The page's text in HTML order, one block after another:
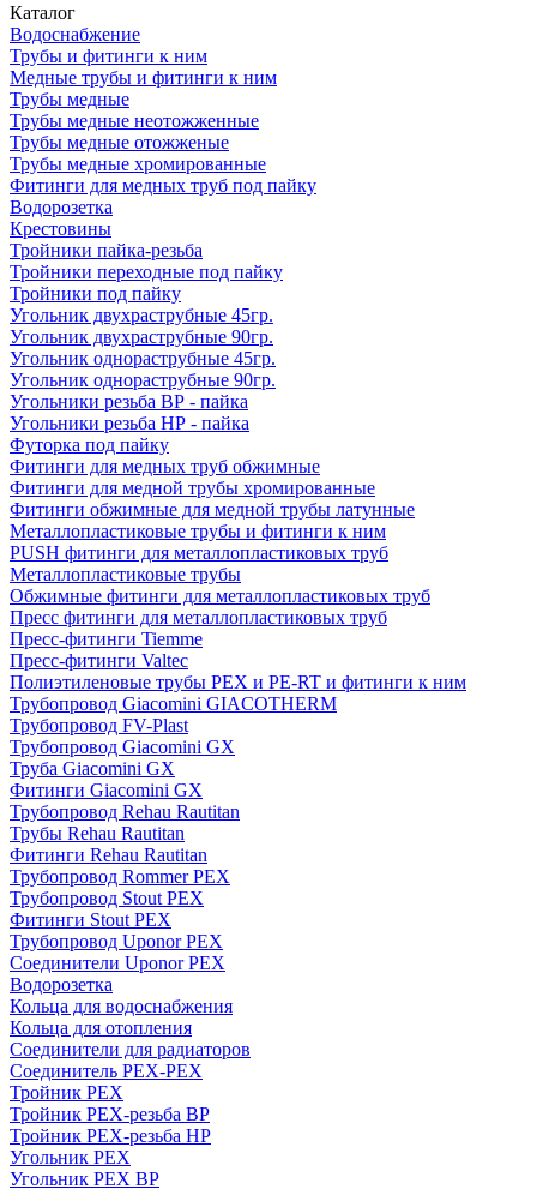
Каталог
Водоснабжение
Трубы и фитинги к ним
Медные трубы и фитинги к ним
Трубы медные
Трубы медные неотожженные
Трубы медные отожженые
Трубы медные хромированные
Фитинги для медных труб под пайку
Водорозетка
Крестовины
Тройники пайка-резьба
Тройники переходные под пайку
Тройники под пайку
Угольник двухраструбные 45гр.
Угольник двухраструбные 90гр.
Угольник однораструбные 45гр.
Угольник однораструбные 90гр.
Угольники резьба ВР - пайка
Угольники резьба НР - пайка
Футорка под пайку
Фитинги для медных труб обжимные
Фитинги для медной трубы хромированные
Фитинги обжимные для медной трубы латунные
Металлопластиковые трубы и фитинги к ним
PUSH фитинги для металлопластиковых труб
Металлопластиковые трубы
Обжимные фитинги для металлопластиковых труб
Пресс фитинги для металлопластиковых труб
Пресс-фитинги Tiemme
Пресс-фитинги Valtec
Полиэтиленовые трубы PEX и PE-RT и фитинги к ним
Трубопровод Giacomini GIACOTHERM
Трубопровод FV-Plast
Трубопровод Giacomini GX
Труба Giacomini GX
Фитинги Giacomini GX
Трубопровод Rehau Rautitan
Трубы Rehau Rautitan
Фитинги Rehau Rautitan
Трубопровод Rommer PEX
Трубопровод Stout PEX
Фитинги Stout PEX
Трубопровод Uponor PEX
Соединители Uponor PEX
Водорозетка
Кольца для водоснабжения
Кольца для отопления
Соединители для радиаторов
Соединитель PEX-PEX
Тройник PEX
Тройник PEX-резьба ВР
Тройник PEX-резьба НР
Угольник PEX
Угольник PEX ВР